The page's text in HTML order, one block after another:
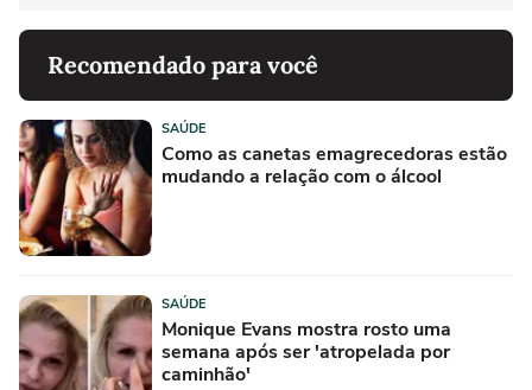
Recomendado para você
SAÚDE
Como as canetas emagrecedoras estão
mudando a relação com o álcool
SAÚDE
Monique Evans mostra rosto uma
semana após ser 'atropelada por
caminhão'